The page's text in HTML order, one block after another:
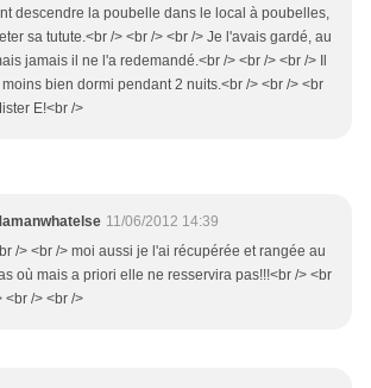
descendre la poubelle dans le local à poubelles,
sa tutute.<br /> <br /> <br /> Je l'avais gardé, au
jamais il ne l'a redemandé.<br /> <br /> <br /> Il
bien dormi pendant 2 nuits.<br /> <br /> <br
E!<br />
11/06/2012 14:39
/> <br /> moi aussi je l'ai récupérée et rangée au
où mais a priori elle ne resservira pas!!!<br /> <br
<br /> <br />